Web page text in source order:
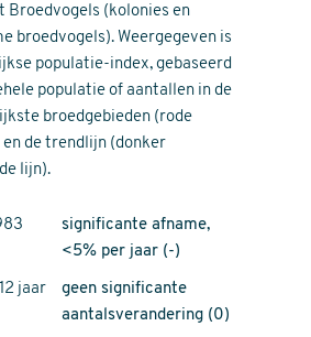
Broedvogels (kolonies en
broedvogels). Weergegeven is
populatie-index, gebaseerd
populatie of aantallen in de
broedgebieden (rode
en de trendlijn (donker
lijn).
significante afname,
<5% per jaar (-)
jaar
geen significante
aantalsverandering (0)